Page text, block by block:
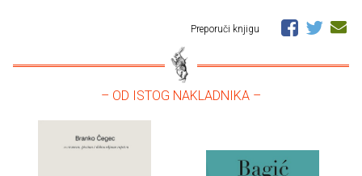
Preporuči knjigu
– OD ISTOG NAKLADNIKA –